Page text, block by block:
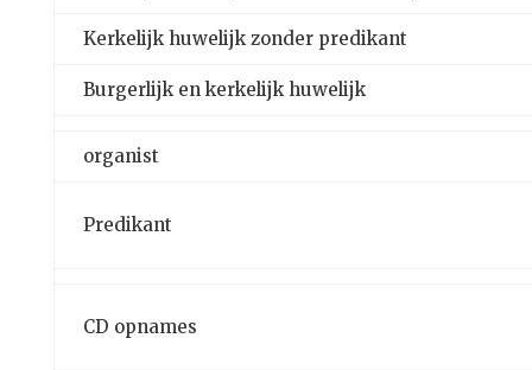
Kerkelijk huwelijk zonder predikant
Burgerlijk en kerkelijk huwelijk
organist
Predikant
CD opnames